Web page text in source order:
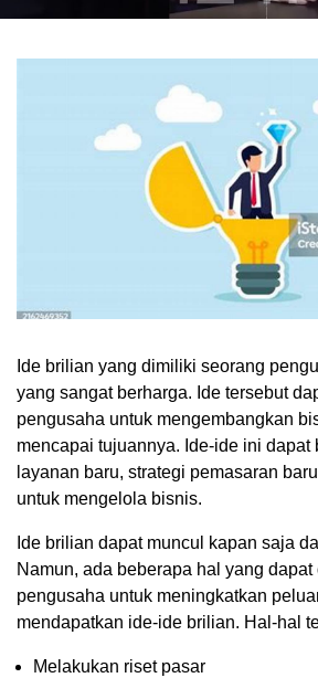
Ide brilian yang dimiliki seorang
yang sangat berharga. Ide tersebut
pengusaha untuk mengembangkan
mencapai tujuannya. Ide-ide ini dapat
layanan baru, strategi pemasaran
untuk mengelola bisnis.
Ide brilian dapat muncul kapan saja
Namun, ada beberapa hal yang dapat
pengusaha untuk meningkatkan
mendapatkan ide-ide brilian. Hal-hal
Melakukan riset pasar